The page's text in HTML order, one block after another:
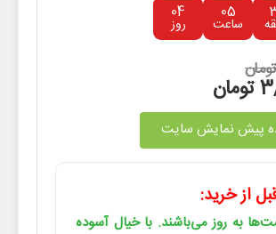
04
روز
05
ساعت
پیش نمایش سایت
از خرید:
به روز می‌باشند. با خیال آسوده